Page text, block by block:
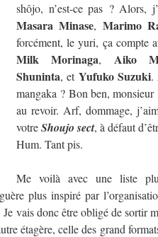
shôjo, n’est-ce pas ? Alors,
Masara Minase, Marimo
forcément, le yuri, ça compte
Milk Morinaga, Aiko
Shuninta, et Yufuko Suzuki.
mangaka ? Bon ben,
au revoir. Arf, dommage,
votreShoujo sect, à défaut
Hum. Tant pis.
Me voilà avec une liste
plus inspiré par
vais donc être obligé de sortir
étagère, celle des grand